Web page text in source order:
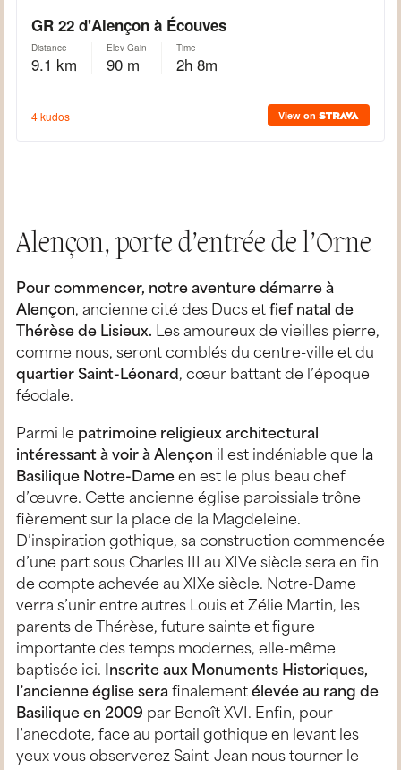
Alençon, porte d’entrée de l’Orne
Pour commencer, notre aventure démarre à
Alençon, ancienne cité des Ducs et fief natal de
Thérèse de Lisieux. Les amoureux de vieilles pierre,
comme nous, seront comblés du centre-ville et du
quartier Saint-Léonard, cœur battant de l’époque
féodale.
Parmi le patrimoine religieux architectural
intéressant à voir à Alençon il est indéniable que la
Basilique Notre-Dame en est le plus beau chef
d’œuvre. Cette ancienne église paroissiale trône
fièrement sur la place de la Magdeleine.
D’inspiration gothique, sa construction commencée
d’une part sous Charles III au XIVe siècle sera en fin
de compte achevée au XIXe siècle. Notre-Dame
verra s’unir entre autres Louis et Zélie Martin, les
parents de Thérèse, future sainte et figure
importante des temps modernes, elle-même
baptisée ici. Inscrite aux Monuments Historiques,
l’ancienne église sera finalement élevée au rang de
Basilique en 2009 par Benoît XVI. Enfin, pour
l’anecdote, face au portail gothique en levant les
yeux vous observerez Saint-Jean nous tourner le